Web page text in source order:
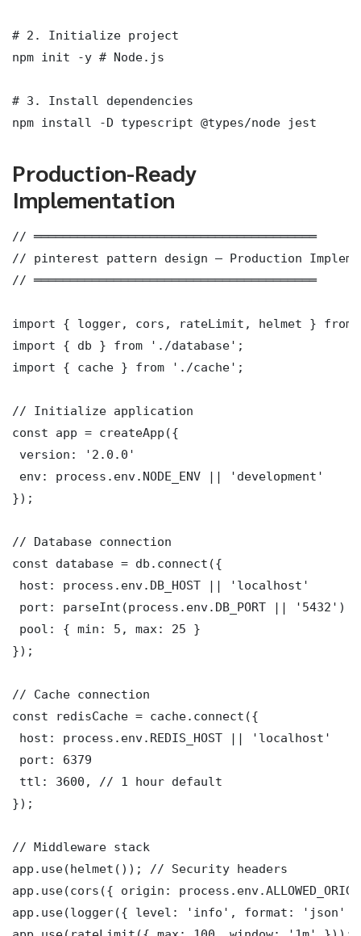
# 2. Initialize project
npm init -y # Node.js
# 3. Install dependencies
npm install -D typescript @types/node jest
Production-Ready
Implementation
// ═══════════════════════════════════════
// pinterest pattern design — Production
// ═══════════════════════════════════════
import { logger, cors, rateLimit, helmet } from
import { db } from './database';
import { cache } from './cache';
// Initialize application
const app = createApp({
version: '2.0.0'
env: process.env.NODE_ENV || 'development'
});
// Database connection
const database = db.connect({
host: process.env.DB_HOST || 'localhost'
port: parseInt(process.env.DB_PORT || '5432')
pool: { min: 5, max: 25 }
});
// Cache connection
const redisCache = cache.connect({
host: process.env.REDIS_HOST || 'localhost'
port: 6379
ttl: 3600, // 1 hour default
});
// Middleware stack
app.use(helmet()); // Security headers
app.use(cors({ origin:
app.use(logger({ level: 'info', format: 'json'